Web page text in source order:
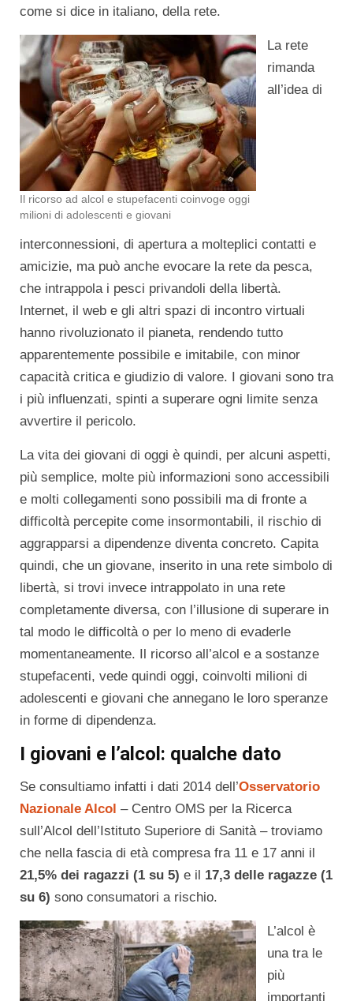
come si dice in italiano, della rete.
Il ricorso ad alcol e stupefacenti coinvoge oggi
milioni di adolescenti e giovani
La rete
rimanda
all’idea di
interconnessioni, di apertura a molteplici contatti e
amicizie, ma può anche evocare la rete da pesca,
che intrappola i pesci privandoli della libertà.
Internet, il web e gli altri spazi di incontro virtuali
hanno rivoluzionato il pianeta, rendendo tutto
apparentemente possibile e imitabile, con minor
capacità critica e giudizio di valore. I giovani sono tra
i più influenzati, spinti a superare ogni limite senza
avvertire il pericolo.
La vita dei giovani di oggi è quindi, per alcuni aspetti,
più semplice, molte più informazioni sono accessibili
e molti collegamenti sono possibili ma di fronte a
difficoltà percepite come insormontabili, il rischio di
aggrapparsi a dipendenze diventa concreto. Capita
quindi, che un giovane, inserito in una rete simbolo di
libertà, si trovi invece intrappolato in una rete
completamente diversa, con l’illusione di superare in
tal modo le difficoltà o per lo meno di evaderle
momentaneamente. Il ricorso all’alcol e a sostanze
stupefacenti, vede quindi oggi, coinvolti milioni di
adolescenti e giovani che annegano le loro speranze
in forme di dipendenza.
I giovani e l’alcol: qualche dato
Se consultiamo infatti i dati 2014 dell’Osservatorio
Nazionale Alcol – Centro OMS per la Ricerca
sull’Alcol dell’Istituto Superiore di Sanità – troviamo
che nella fascia di età compresa fra 11 e 17 anni il
21,5% dei ragazzi (1 su 5) e il 17,3 delle ragazze (1
su 6) sono consumatori a rischio.
L’alcol è
una tra le
più
importanti